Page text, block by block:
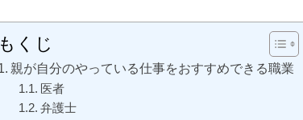
もくじ
親が自分のやっている仕事をおすすめできる職業
医者
弁護士